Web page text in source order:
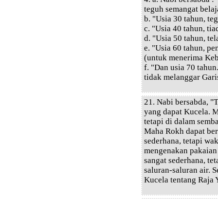
teguh semangat
b. "Usia 30 tahun,
c. "Usia 40 tahun,
d. "Usia 50 tahun,
e. "Usia 60 tahun,
(untuk menerima
f. "Dan usia 70
tidak melanggar
21. Nabi bersabda,
yang dapat Kucela.
tetapi di dalam
Maha Rokh dapat
sederhana, tetapi
mengenakan
sangat sederhana,
saluran-saluran air.
Kucela tentang Raja